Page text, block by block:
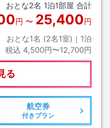
おとな2名 1泊1部屋 合計
円 〜 25,400円
おとな1名 (2名1室)｜ 1泊
税込 4,500円〜12,700円
る
航空券
付きプラン